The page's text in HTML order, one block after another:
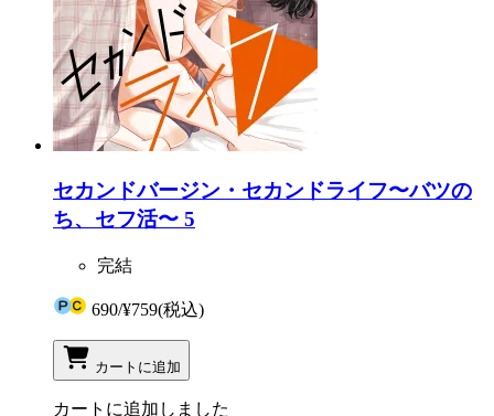
セカンドバージン・セカンドライフ〜バツの
ち、セフ活〜 5
完結
690/¥759(税込)
カートに追加
カートに追加しました